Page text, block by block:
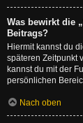
Was bewirkt die
Beitrags?
Hiermit kannst du
späteren Zeitpunkt
kannst du mit der
persönlichen
Nach oben